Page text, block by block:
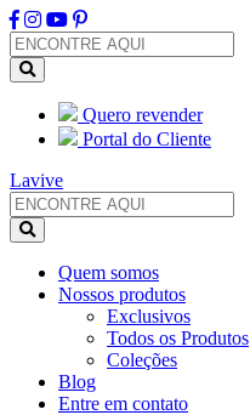
Quero revender
Portal do Cliente
Lavive
Quem somos
Nossos produtos
Exclusivos
Todos os Produtos
Coleções
Blog
Entre em contato